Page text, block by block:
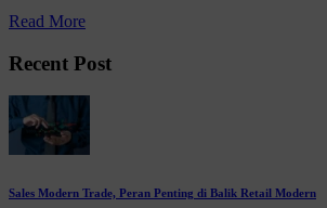
Read More
Recent Post
Sales Modern Trade, Peran Penting di Balik Retail Modern